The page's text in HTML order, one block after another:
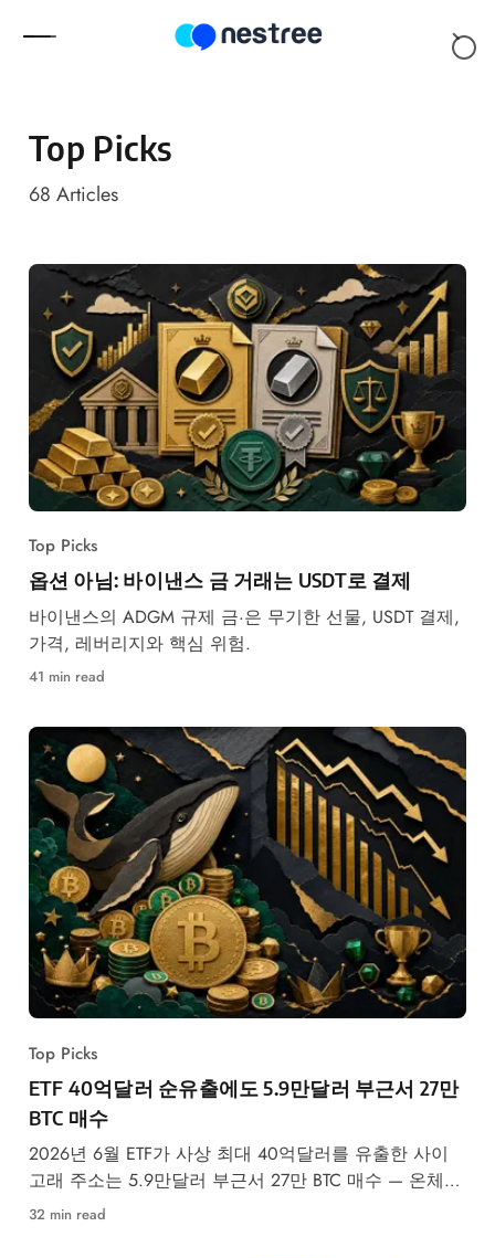
Top Picks
68 Articles
Top Picks
옵션 아님: 바이낸스 금 거래는 USDT로 결제
바이낸스의 ADGM 규제 금·은 무기한 선물, USDT 결제,
가격, 레버리지와 핵심 위험.
41 min read
Top Picks
ETF 40억달러 순유출에도 5.9만달러 부근서 27만
BTC 매수
2026년 6월 ETF가 사상 최대 40억달러를 유출한 사이
고래 주소는 5.9만달러 부근서 27만 BTC 매수 — 온체인
신호일까, 불 트랩일까?
32 min read